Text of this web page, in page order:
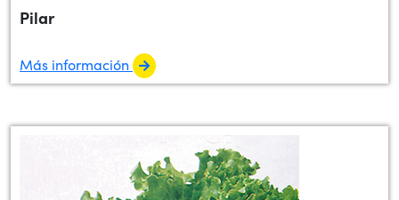
Pilar
Más información